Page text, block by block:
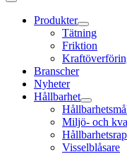
Produkter
Tätning
Friktion
Branscher
Nyheter
Hållbarhet
Miljö- och
Visselblåsare